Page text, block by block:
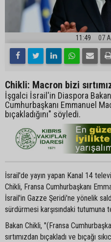
11:49 07
Chikli: Macron bizi
İşgalci İsrail'in Diaspora
Cumhurbaşkanı Emmanuel
bıçakladığını" söyledi.
İsrail'de yayın yapan Kanal 14
Chikli, Fransa Cumhurbaşkanı
İsrail'in Gazze Şeridi'ne yönelik
sürdürmesi karşısındaki tutumuna
Bakan Chikli, "(Fransa
sırtımızdan bıçakladı ve bıçağı